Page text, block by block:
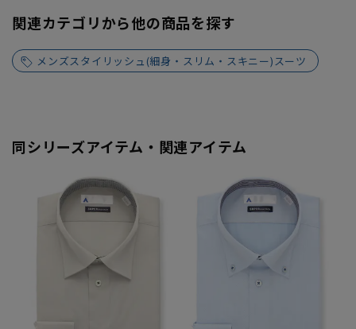
関連カテゴリから他の商品を探す
メンズスタイリッシュ(細身・スリム・スキニー)スーツ
同シリーズアイテム・関連アイテム